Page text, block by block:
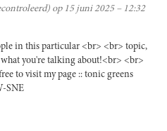
op 15 juni 2025 – 12:32
in this particular <br> <br> topic,
you're talking about!<br> <br>
to visit my page :: tonic greens
SNE